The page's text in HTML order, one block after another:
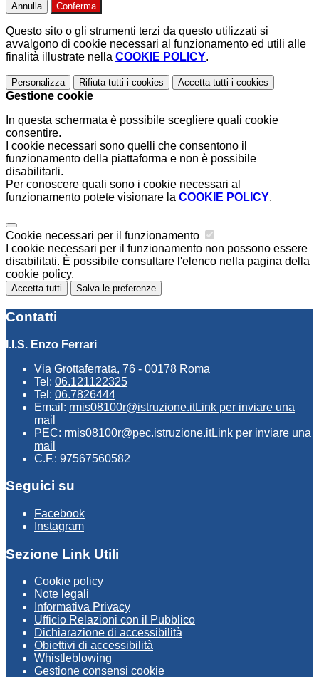
Annulla Conferma
Questo sito o gli strumenti terzi da questo utilizzati si
avvalgono di cookie necessari al funzionamento ed utili alle
finalità illustrate nella COOKIE POLICY.
Personalizza Rifiuta tutti i cookies Accetta tutti i cookies
Gestione cookie
In questa schermata è possibile scegliere quali cookie
consentire.
I cookie necessari sono quelli che consentono il
funzionamento della piattaforma e non è possibile
disabilitarli.
Per conoscere quali sono i cookie necessari al
funzionamento potete visionare la COOKIE POLICY.
Cookie necessari per il funzionamento
I cookie necessari per il funzionamento non possono essere
disabilitati. È possibile consultare l'elenco nella pagina della
cookie policy.
Accetta tutti Salva le preferenze
Contatti
I.I.S. Enzo Ferrari
Via Grottaferrata, 76 - 00178 Roma
Tel: 06.121122325
Tel: 06.7826444
Email: rmis08100r@istruzione.itLink per inviare una
mail
PEC: rmis08100r@pec.istruzione.itLink per inviare una
mail
C.F.: 97567560582
Seguici su
Facebook
Instagram
Sezione Link Utili
Cookie policy
Note legali
Informativa Privacy
Ufficio Relazioni con il Pubblico
Dichiarazione di accessibilità
Obiettivi di accessibilità
Whistleblowing
Gestione consensi cookie